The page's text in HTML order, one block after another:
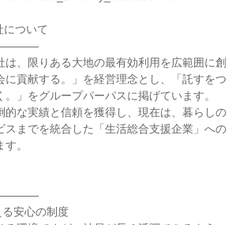
について
は、限りある大地の最有効利用を広範囲に創
に貢献する。」を経営理念とし、「託すをつ
」をグループパーパスに掲げています。
的な実績と信頼を獲得し、現在は、暮らしの
スまでを統合した「生活総合支援企業」への
。
る安心の制度